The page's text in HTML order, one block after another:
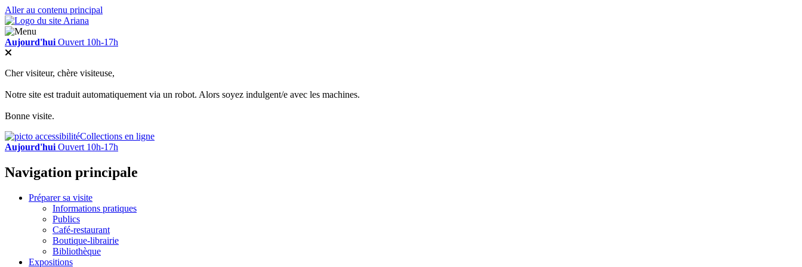
Aller au contenu principal
Aujourd'hui Ouvert 10h-17h
Cher visiteur, chère visiteuse,
Notre site est traduit automatiquement via un robot. Alors soyez indulgent/e avec les machines.
Bonne visite.
Collections en ligne
Aujourd'hui Ouvert 10h-17h
Navigation principale
Préparer sa visite
Informations pratiques
Publics
Café-restaurant
Boutique-librairie
Bibliothèque
Expositions